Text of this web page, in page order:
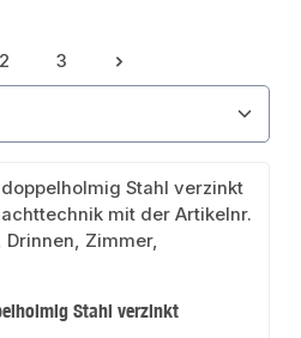
Seite
2
Seite
3
Stahl verzinkt